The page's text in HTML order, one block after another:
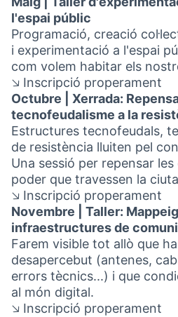
l'espai públic
Programació, creació
i experimentació a l'espai
com volem habitar els
🡦 Inscripció properament
Octubre | Xerrada:
tecnofeudalisme a la
Estructures tecnofeudals,
de resistència lluiten pel
Una sessió per repensar
poder que travessen la
🡦 Inscripció properament
Novembre | Taller:
infraestructures de
Farem visible tot allò que
desapercebut (antenes,
errors tècnics...) i que
al món digital.
🡦 Inscripció properament